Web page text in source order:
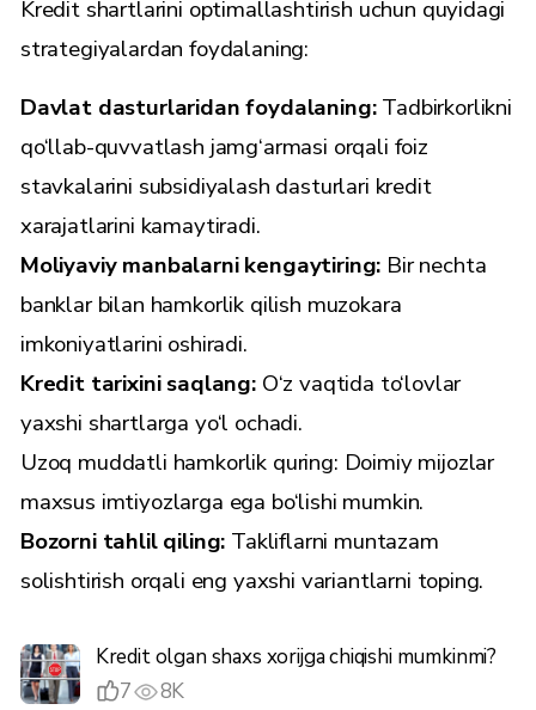
Kredit shartlarini optimallashtirish uchun quyidagi
strategiyalardan foydalaning:
Davlat dasturlaridan foydalaning:Tadbirkorlikni
qo‘llab-quvvatlash jamg‘armasi orqali foiz
stavkalarini subsidiyalash dasturlari kredit
xarajatlarini kamaytiradi.
Moliyaviy manbalarni kengaytiring: Bir nechta
banklar bilan hamkorlik qilish muzokara
imkoniyatlarini oshiradi.
Kredit tarixini saqlang: O‘z vaqtida to‘lovlar
yaxshi shartlarga yo‘l ochadi.
Uzoq muddatli hamkorlik quring: Doimiy mijozlar
maxsus imtiyozlarga ega bo‘lishi mumkin.
Bozorni tahlil qiling: Takliflarni muntazam
solishtirish orqali eng yaxshi variantlarni toping.
Kredit olgan shaxs xorijga chiqishi mumkinmi?
7
8K